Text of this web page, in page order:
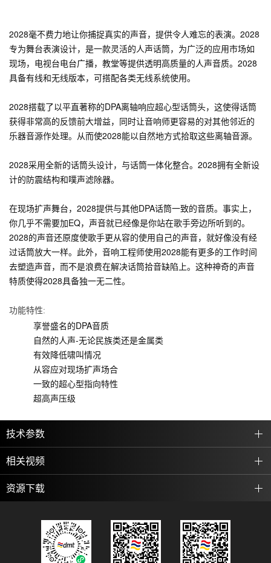
2028毫不费力地让你捕捉真实的声音，提供令人难忘的表演。2028
专为舞台表演设计，是一款灵活的人声话筒，为广泛的应用市场如
现场，电视台电台广播，教堂等提供透明高质量的人声音质。2028
具备有线和无线版本，可搭配各类无线系统使用。
2028搭载了以平直著称的DPA离轴响应超心型话筒头，这使得话筒
获得非常高的反馈前大增益，同时让音响师更容易的对其他邻近的
乐器音源作处理。从而使2028能以自然地方式拾取这些离轴音源。
2028采用全新的话筒头设计，与话筒一体化整合。2028拥有全新设
计的防震结构和噗声滤除器。
在现场扩声舞台，2028提供与其他DPA话筒一致的音质。事实上，
你几乎不需要加EQ，声音就已经像是你站在歌手旁边所听到的。
2028的声音还原度使歌手更从容的使用自己的声音，就好像没有经
过话筒放大一样。此外，音响工程师使用2028能有更多的工作时间
去塑造声音，而不是浪费在解决话筒拾音缺陷上。这种神奇的声音
特质使得2028具备独一无二性。
功能特性:
享誉盛名的DPA音质
自然的人声-无论民族类还是金属类
有效降低啸叫情况
从容应对现场扩声场合
一致的超心型指向特性
超高声压级
技术参数
相关视频
资源下载